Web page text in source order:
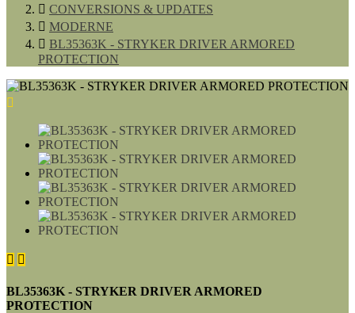
 CONVERSIONS & UPDATES
 MODERNE
 BL35363K - STRYKER DRIVER ARMORED
PROTECTION

 
BL35363K - STRYKER DRIVER ARMORED
PROTECTION